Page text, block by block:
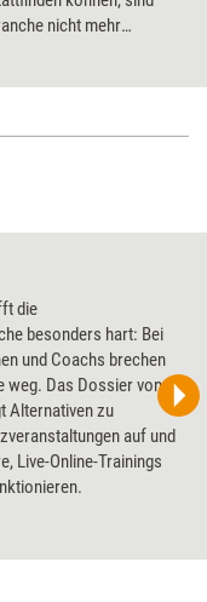
nicht mehr
die
besonders hart: Bei
und Coachs brechen
weg. Das Dossier von
Alternativen zu
auf und
Live-Online-Trainings